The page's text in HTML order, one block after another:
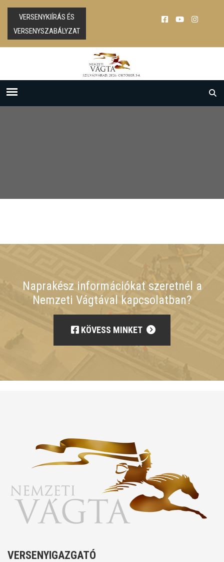
VERSENYKIÍRÁS ÉS
VERSENYSZABÁLYZAT
Naprakész információkat szeretnél a
Nemzeti Vágtával kapcsolatban?
KÖVESS MINKET
VERSENYIGAZGATÓ